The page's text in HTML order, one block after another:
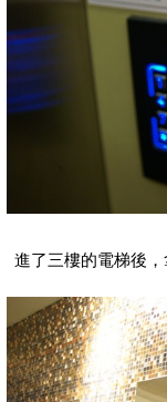
進了三樓的電梯後